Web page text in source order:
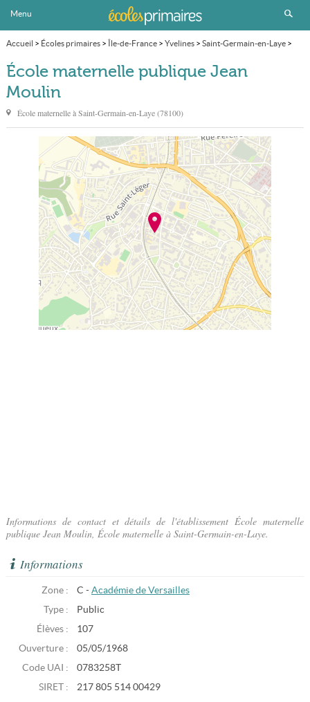
Menu
Accueil > Écoles primaires> Île-de-France> Yvelines> Saint-Germain-en-Laye>
École maternelle publique Jean Moulin
École maternelle publique Jean
Moulin
École maternelle àSaint-Germain-en-Laye(78100)
Informations de contact et détails de l'établissement École maternelle
publique Jean Moulin, École maternelle à Saint-Germain-en-Laye.
Informations
Zone : C - Académie de Versailles
Type :
Public
Élèves :
107
Ouverture :
05/05/1968
Code UAI :
0783258T
SIRET :
217 805 514 00429